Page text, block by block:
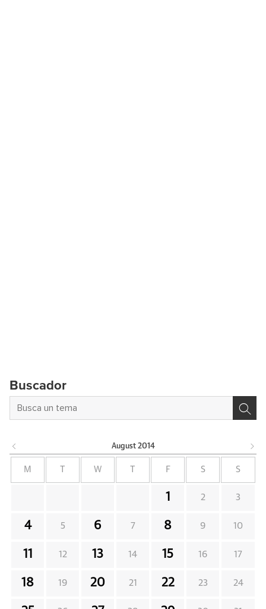
Buscador
August 2014
M W F S S
1 2 3
4 5 6 7 8 9 10
11 12 13 14 15 16 17
18 19 20 21 22 23 24